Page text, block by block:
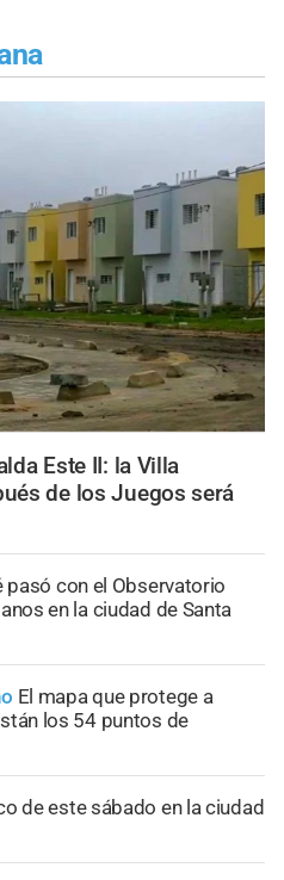
Este II: la Villa
de los Juegos será
pasó con el Observatorio
en la ciudad de Santa
El mapa que protege a
los 54 puntos de
de este sábado en la ciudad